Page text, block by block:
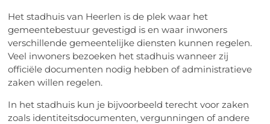
Het stadhuis van Heerlen is de plek waar het
gemeentebestuur gevestigd is en waar inwoners
verschillende gemeentelijke diensten kunnen regelen.
Veel inwoners bezoeken het stadhuis wanneer zij
officiële documenten nodig hebben of administratieve
zaken willen regelen.
In het stadhuis kun je bijvoorbeeld terecht voor zaken
zoals identiteitsdocumenten, vergunningen of andere